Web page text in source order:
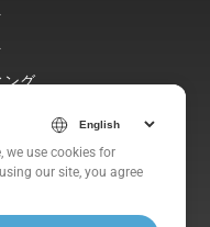
ング
we use cookies for
our site, you agree